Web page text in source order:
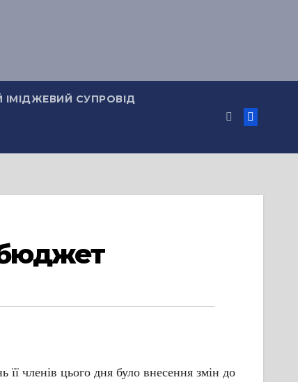
СУПРОВІД
бюджет
її членів цього дня було внесення змін до